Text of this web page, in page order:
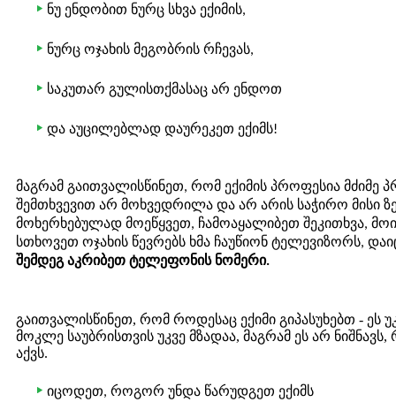
ნუ ენდობით ნურც სხვა ექიმის,
ნურც ოჯახის მეგობრის რჩევას,
საკუთარ გულისთქმასაც არ ენდოთ
და აუცილებლად დაურეკეთ ექიმს!
მაგრამ გაითვალისწინეთ, რომ ექიმის პროფესია მძიმე
შემთხვევით არ მოხვედრილა და არ არის საჭირო მისი
მოხერხებულად მოეწყვეთ, ჩამოაყალიბეთ შეკითხვა,
სთხოვეთ ოჯახის წევრებს ხმა ჩაუწიონ ტელევიზორს,
შემდეგ აკრიბეთ ტელეფონის ნომერი.
გაითვალისწინეთ, რომ როდესაც ექიმი გიპასუხებთ - ეს
მოკლე საუბრისთვის უკვე მზადაა, მაგრამ ეს არ
აქვს.
იცოდეთ, როგორ უნდა წარუდგეთ ექიმს